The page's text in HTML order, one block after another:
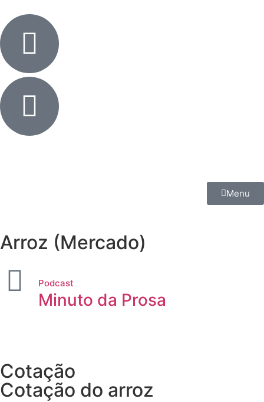
Menu
Arroz (Mercado)
Podcast
Minuto da Prosa
Cotação
Cotação do arroz